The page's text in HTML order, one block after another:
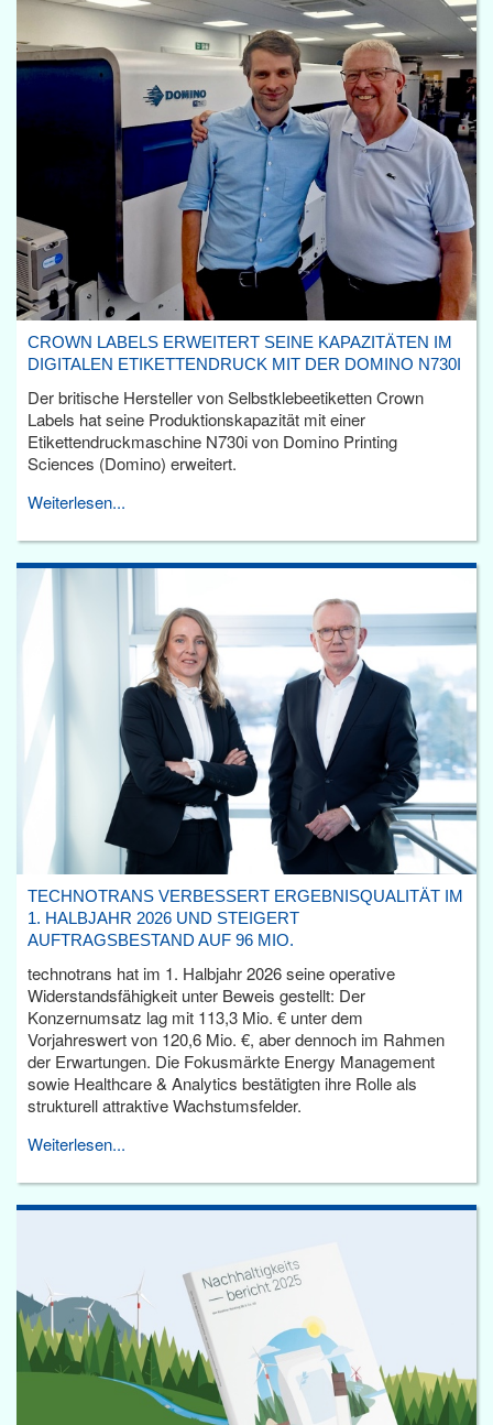
CROWN LABELS ERWEITERT SEINE KAPAZITÄTEN IM
DIGITALEN ETIKETTENDRUCK MIT DER DOMINO N730I
Der britische Hersteller von Selbstklebeetiketten Crown
Labels hat seine Produktionskapazität mit einer
Etikettendruckmaschine N730i von Domino Printing
Sciences (Domino) erweitert.
Weiterlesen...
TECHNOTRANS VERBESSERT ERGEBNISQUALITÄT IM
1. HALBJAHR 2026 UND STEIGERT
AUFTRAGSBESTAND AUF 96 MIO.
technotrans hat im 1. Halbjahr 2026 seine operative
Widerstandsfähigkeit unter Beweis gestellt: Der
Konzernumsatz lag mit 113,3 Mio. € unter dem
Vorjahreswert von 120,6 Mio. €, aber dennoch im Rahmen
der Erwartungen. Die Fokusmärkte Energy Management
sowie Healthcare & Analytics bestätigten ihre Rolle als
strukturell attraktive Wachstumsfelder.
Weiterlesen...